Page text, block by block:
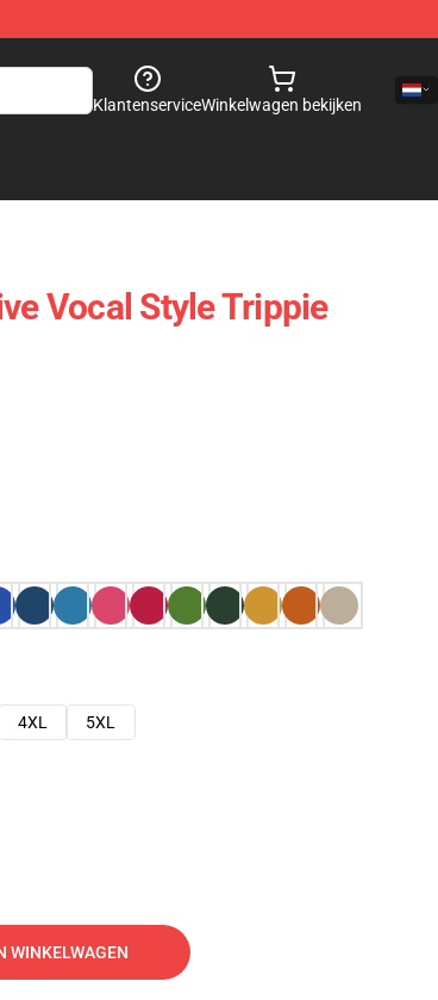
KlantenserviceWinkelwagen bekijken
Vocal Style Trippie
4XL
5XL
WINKELWAGEN